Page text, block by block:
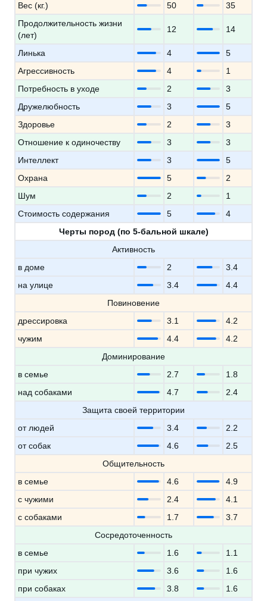
Вес (кг.)
50
35
Продолжительность жизни
(лет)
12 14
Линька 4
5
Агрессивность
4
1
Потребность в уходе
2
3
Дружелюбность
3
5
Здоровье
2
3
Отношение к одиночеству
3
3
Интеллект
3
5
Охрана
5
2
Шум
2
1
Стоимость содержания
5
4
Черты пород (по 5-бальной шкале)
Активность
в доме
2
3.4
на улице
3.4
4.4
Повиновение
дрессировка
3.1
4.2
чужим
4.4
4.2
Доминирование
в семье
2.7
1.8
над собаками
4.7
2.4
Защита своей территории
от людей
3.4
2.2
от собак
4.6
2.5
Общительность
в семье
4.6
4.9
с чужими
2.4
4.1
с собаками
1.7
3.7
Сосредоточенность
в семье
1.6
1.1
при чужих
3.6
1.6
при собаках
3.8
1.6